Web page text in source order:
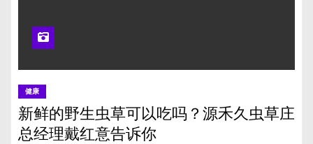
健康
新鲜的野生虫草可以吃吗？源禾久虫草庄
总经理戴红意告诉你